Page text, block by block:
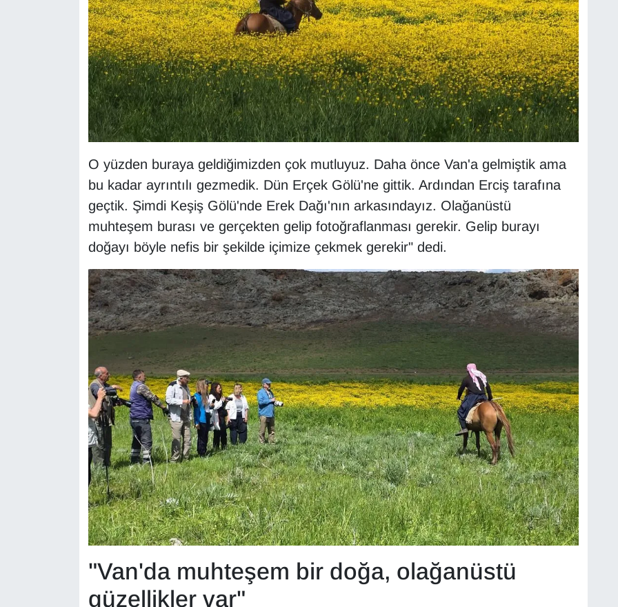
O yüzden buraya geldiğimizden çok mutluyuz. Daha önce Van'a gelmiştik ama
bu kadar ayrıntılı gezmedik. Dün Erçek Gölü'ne gittik. Ardından Erciş tarafına
geçtik. Şimdi Keşiş Gölü'nde Erek Dağı'nın arkasındayız. Olağanüstü
muhteşem burası ve gerçekten gelip fotoğraflanması gerekir. Gelip burayı
doğayı böyle nefis bir şekilde içimize çekmek gerekir" dedi.
"Van'da muhteşem bir doğa, olağanüstü
güzellikler var"